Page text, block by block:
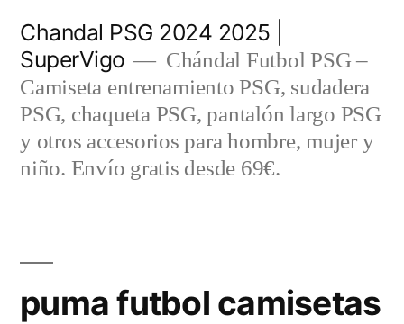
contenido
Chandal PSG 2024 2025 |
SuperVigo
Chándal Futbol PSG –
Camiseta entrenamiento PSG, sudadera
PSG, chaqueta PSG, pantalón largo PSG
y otros accesorios para hombre, mujer y
niño. Envío gratis desde 69€.
puma futbol camisetas